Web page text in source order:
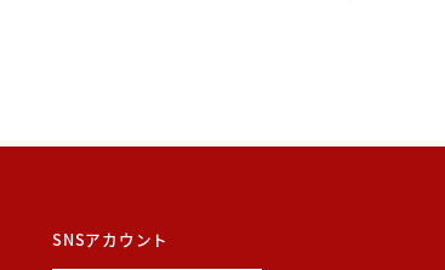
SNSアカウント